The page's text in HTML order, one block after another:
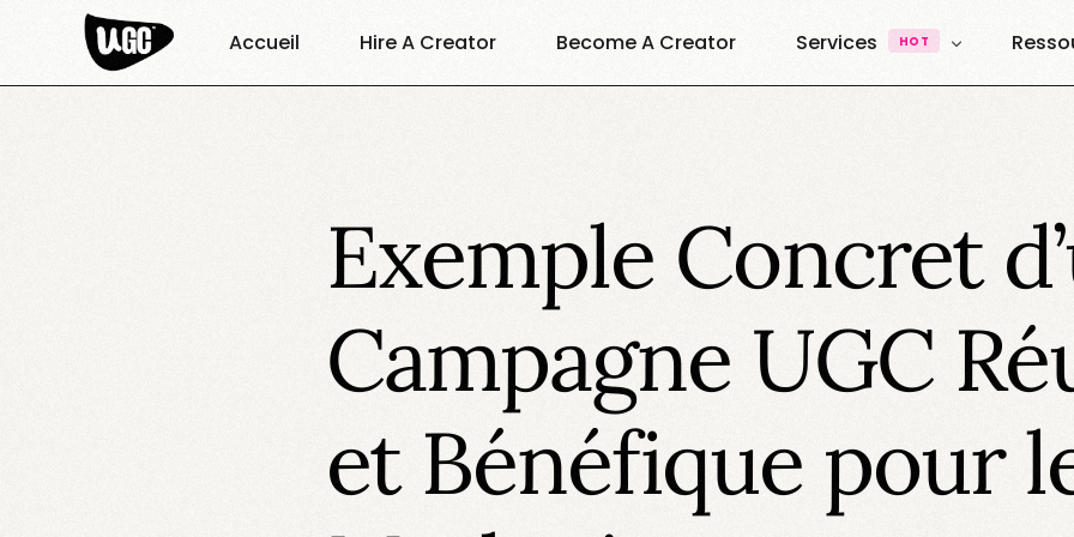
Accueil Hire A Creator Become A Creator Services HOT
Plateforme
Vibe Creators
Decouvrez nos formats
Elite Creators
Exemple Concret
Campagne UGC
et Bénéfique pour